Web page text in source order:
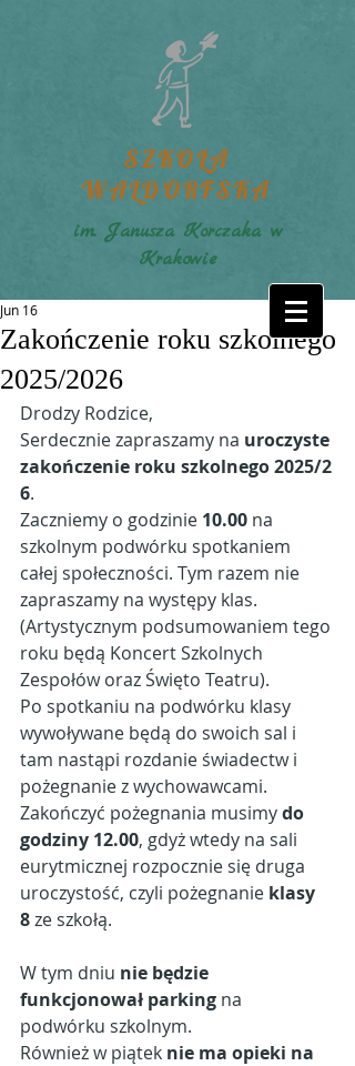
SZKOŁA
WALDORFSKA
im. Janusza Korczaka w
Krakowie
Zakończenie roku szkolnego
2025/2026
Jun 16
Drodzy Rodzice,
Serdecznie zapraszamy na uroczyste
zakończenie roku szkolnego 2025/2
6.
Zaczniemy o godzinie 10.00 na
szkolnym podwórku spotkaniem
całej społeczności. Tym razem nie
zapraszamy na występy klas.
(Artystycznym podsumowaniem tego
roku będą Koncert Szkolnych
Zespołów oraz Święto Teatru).
Po spotkaniu na podwórku klasy
wywoływane będą do swoich sal i
tam nastąpi rozdanie świadectw i
pożegnanie z wychowawcami.
Zakończyć pożegnania musimy do
godziny 12.00, gdyż wtedy na sali
eurytmicznej rozpocznie się druga
uroczystość, czyli pożegnanie klasy
8 ze szkołą.
W tym dniu nie będzie
funkcjonował parking na
podwórku szkolnym.
Również w piątek nie ma opieki na